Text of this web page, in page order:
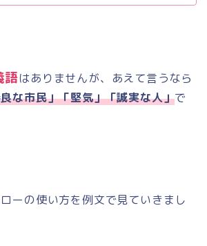
語はありませんが、あえて言うなら
な市民」「堅気」「誠実な人」で
ーの使い方を例文で見ていきまし